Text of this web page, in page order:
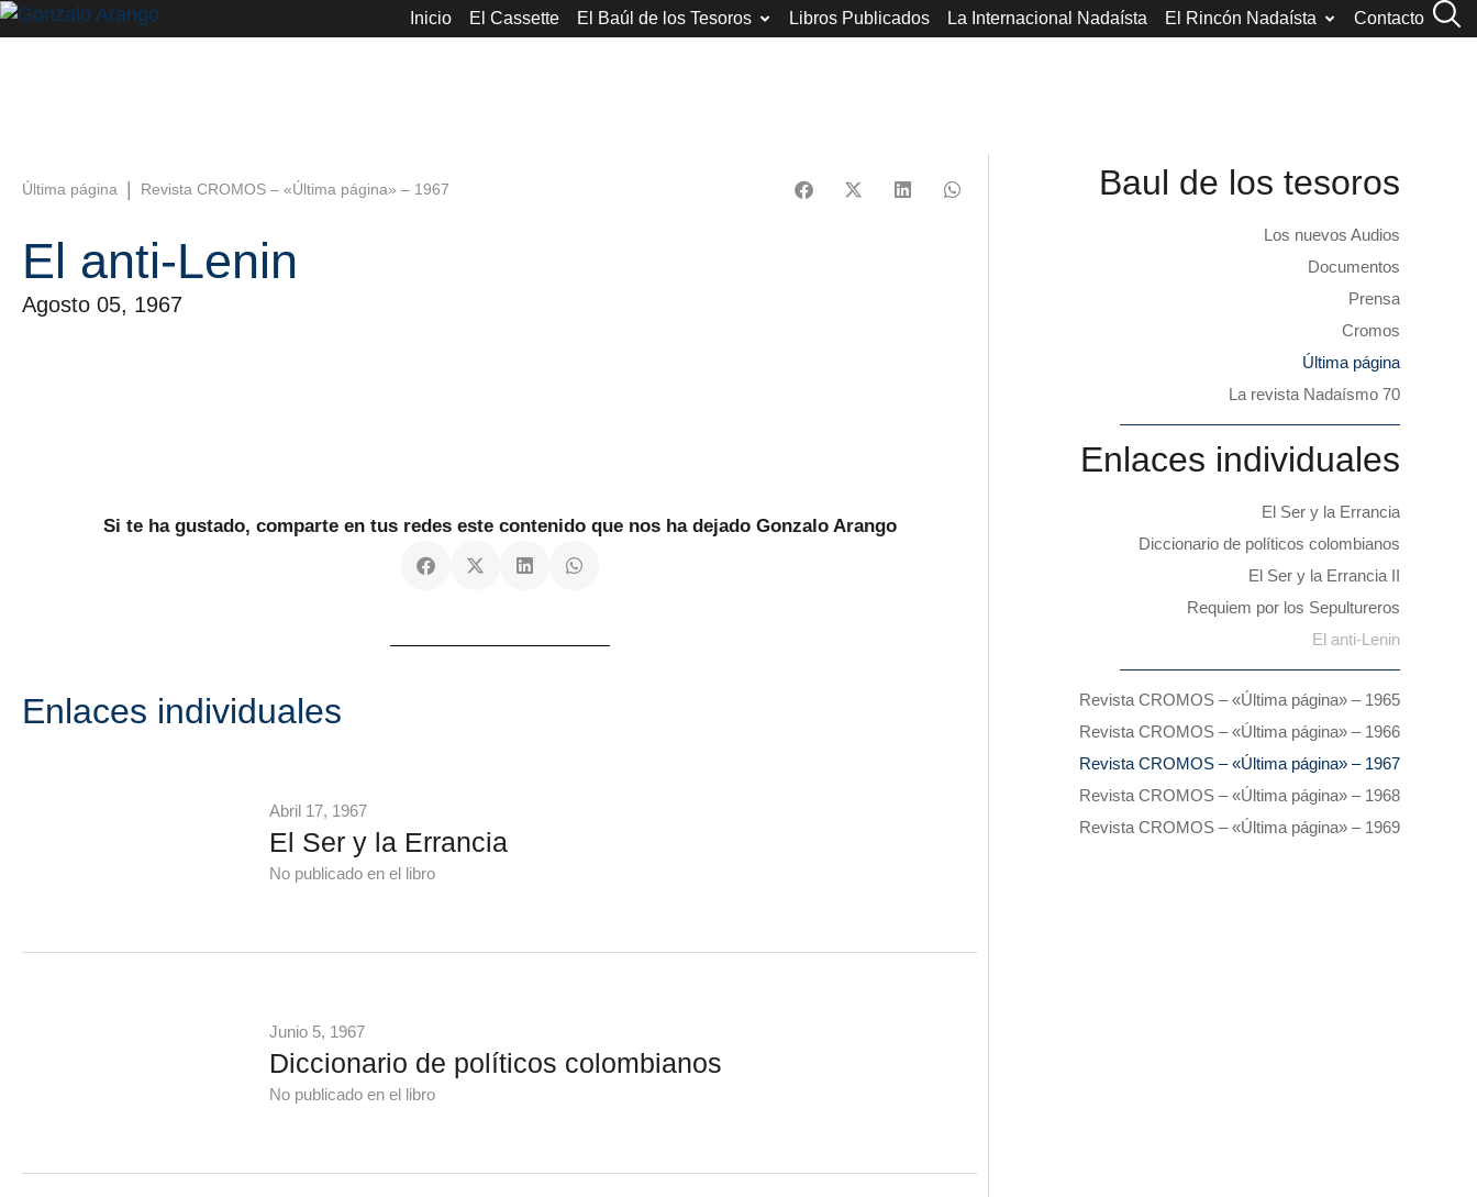
Inicio El Cassette El Baúl de los Tesoros Libros Publicados La Internacional Nadaísta El Rincón Nadaísta Contacto
Última página Revista CROMOS – «Última página» – 1967
El anti-Lenin
Agosto 05, 1967
Si te ha gustado, comparte en tus redes este contenido que nos ha dejado Gonzalo Arango
Enlaces individuales
Abril 17, 1967
El Ser y la Errancia
No publicado en el libro
Junio 5, 1967
Diccionario de políticos colombianos
No publicado en el libro
Baul de los tesoros
Los nuevos Audios
Documentos
Prensa
Cromos
Última página
La revista Nadaísmo 70
Enlaces individuales
El Ser y la Errancia
Diccionario de políticos colombianos
El Ser y la Errancia II
Requiem por los Sepultureros
El anti-Lenin
Revista CROMOS – «Última página» – 1965
Revista CROMOS – «Última página» – 1966
Revista CROMOS – «Última página» – 1967
Revista CROMOS – «Última página» – 1968
Revista CROMOS – «Última página» – 1969